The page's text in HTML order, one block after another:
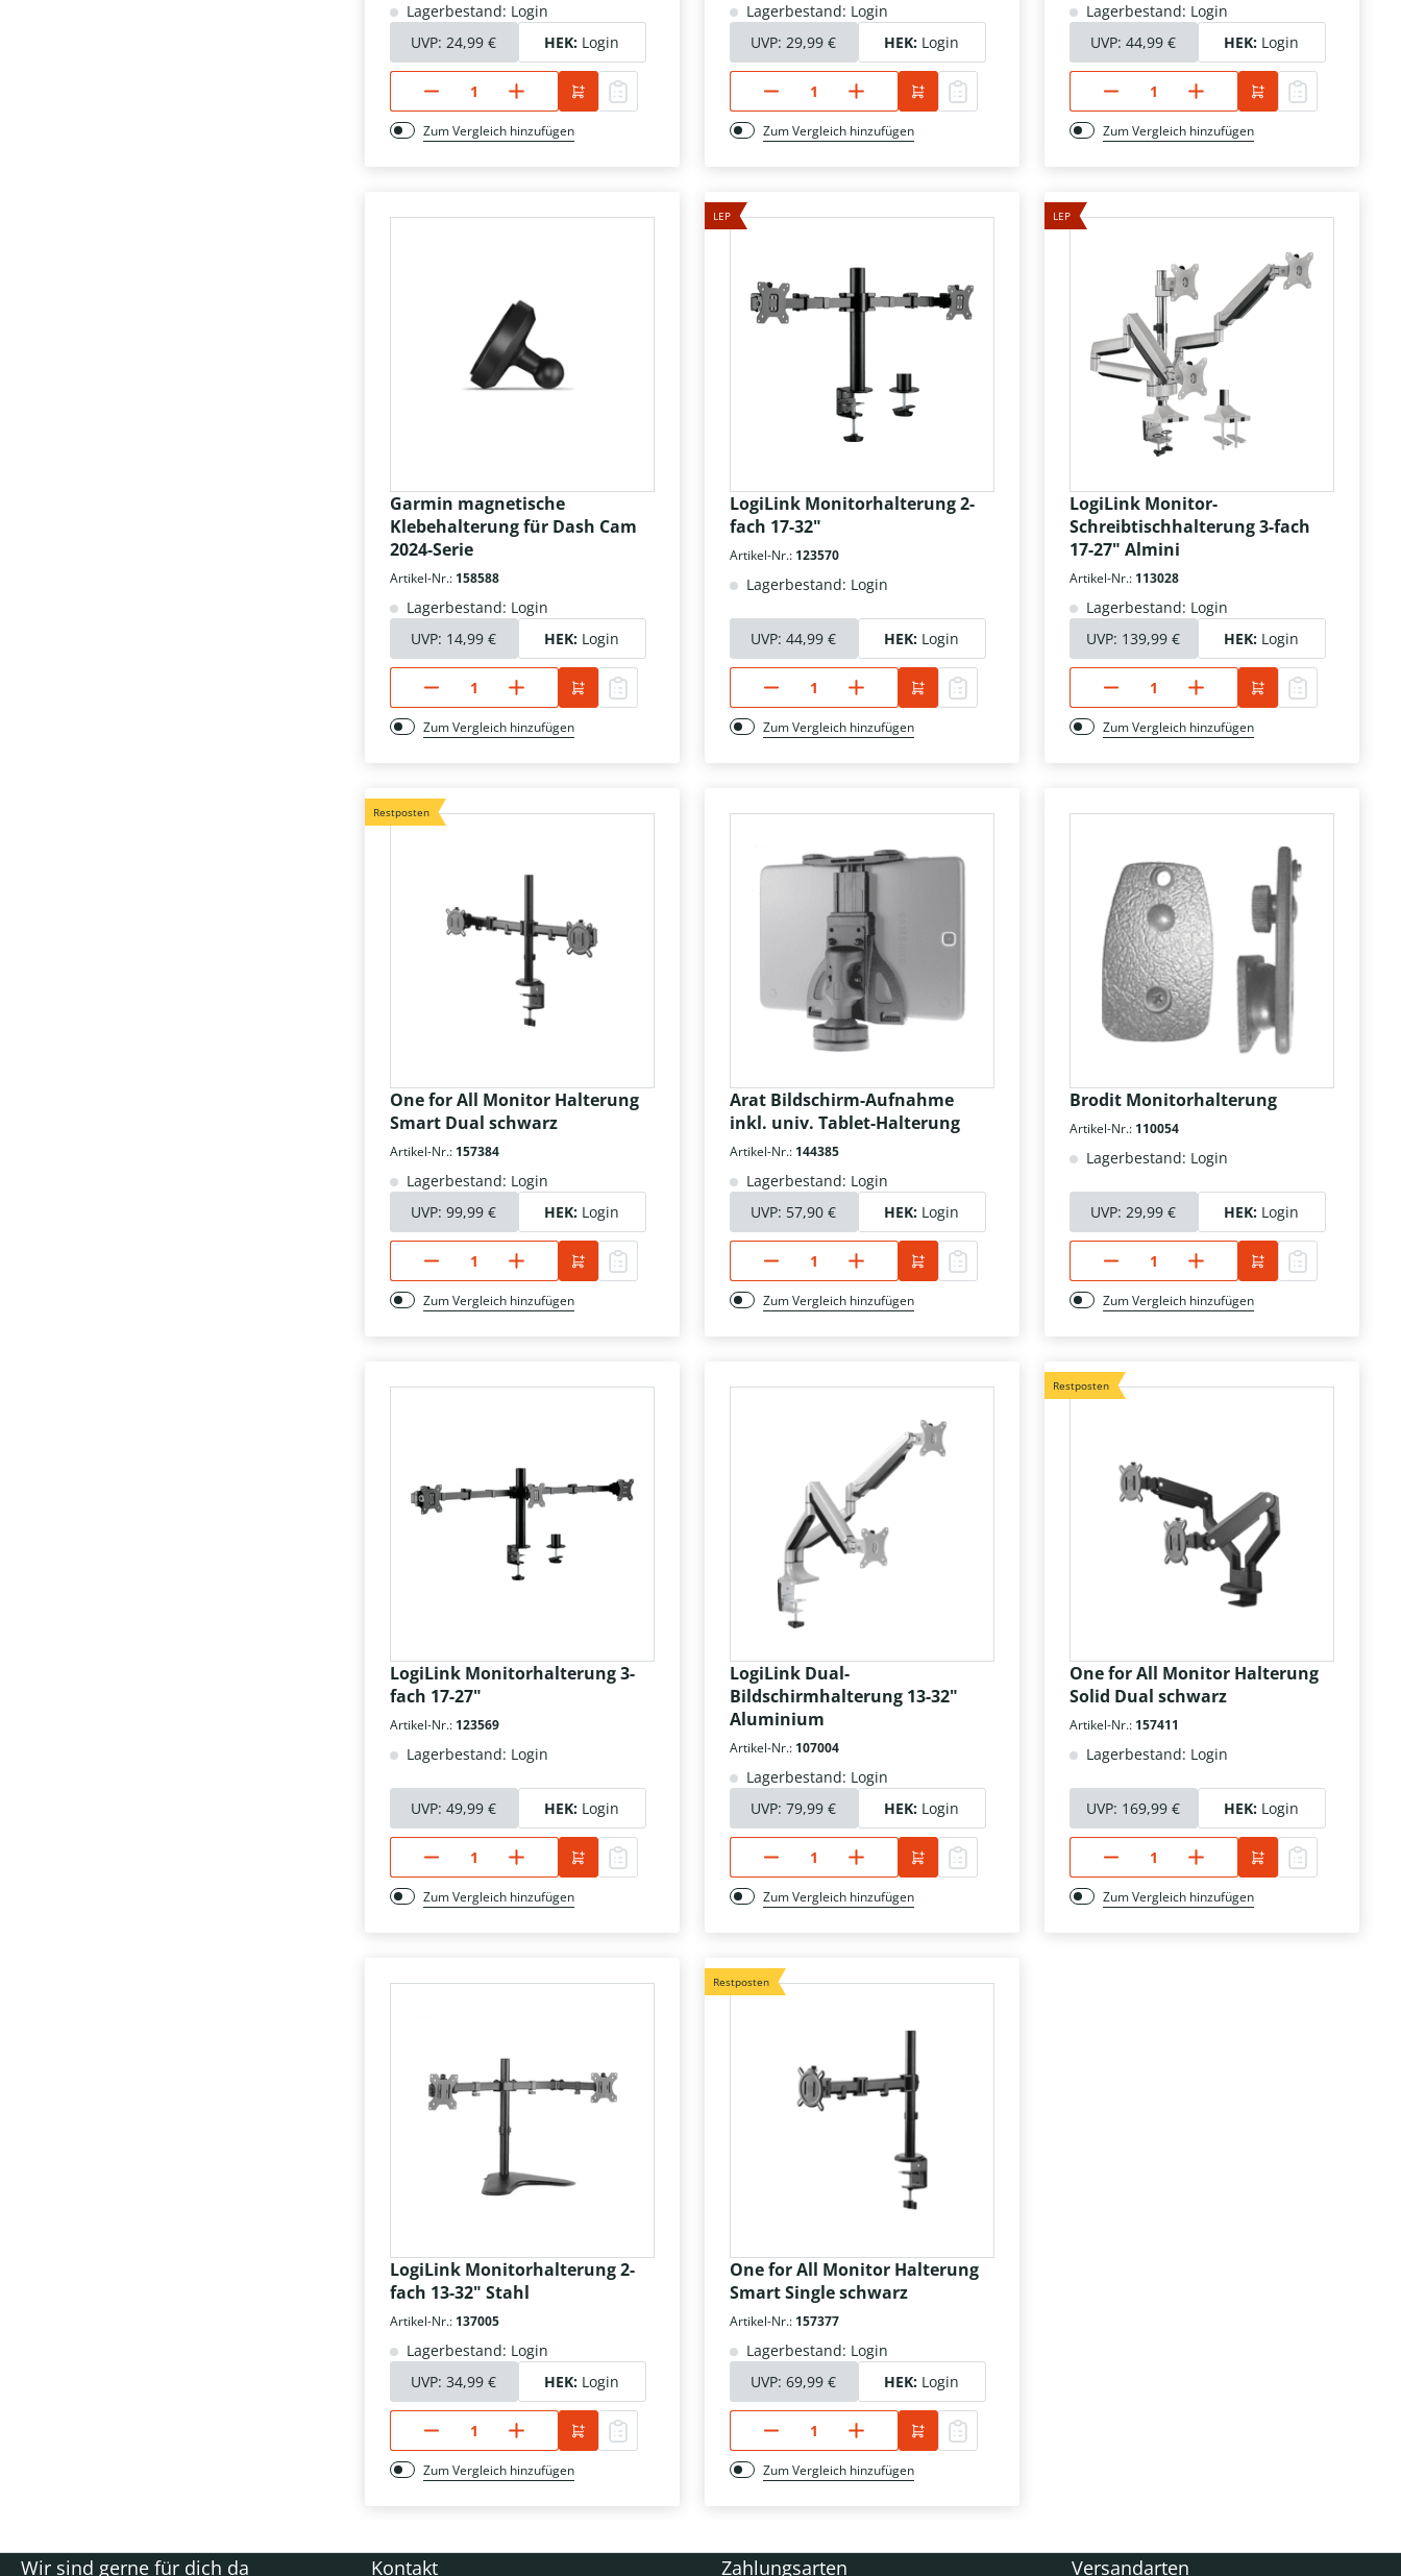
Lagerbestand: Login
UVP:24,99 € HEK: Login
Zum Vergleich hinzufügen
Lagerbestand: Login
UVP:29,99 € HEK: Login
Zum Vergleich hinzufügen
Lagerbestand: Login
UVP:44,99 € HEK: Login
Zum Vergleich hinzufügen
Garmin magnetische
Klebehalterung für Dash Cam
2024-Serie
Artikel-Nr.: 158588
Lagerbestand: Login
UVP: 14,99 € HEK: Login
Zum Vergleich hinzufügen
LEP
LogiLink Monitorhalterung 2-
fach 17-32"
Artikel-Nr.: 123570
Lagerbestand: Login
UVP:44,99 € HEK: Login
Zum Vergleich hinzufügen
LEP
LogiLink Monitor-
Schreibtischhalterung 3-fach
17-27" Almini
Artikel-Nr.: 113028
Lagerbestand: Login
UVP: 139,99 € HEK: Login
Zum Vergleich hinzufügen
Restposten
One for All Monitor Halterung
Smart Dual schwarz
Artikel-Nr.: 157384
Lagerbestand: Login
UVP:99,99 € HEK: Login
Zum Vergleich hinzufügen
Arat Bildschirm-Aufnahme
inkl. univ. Tablet-Halterung
Artikel-Nr.: 144385
Lagerbestand: Login
UVP: 57,90 € HEK: Login
Zum Vergleich hinzufügen
Brodit Monitorhalterung
Artikel-Nr.: 110054
Lagerbestand: Login
UVP:29,99 € HEK: Login
Zum Vergleich hinzufügen
LogiLink Monitorhalterung 3-
fach 17-27"
Artikel-Nr.: 123569
Lagerbestand: Login
UVP:49,99 € HEK: Login
Zum Vergleich hinzufügen
LogiLink Dual-
Bildschirmhalterung 13-32"
Aluminium
Artikel-Nr.: 107004
Lagerbestand: Login
UVP:79,99 € HEK: Login
Zum Vergleich hinzufügen
Restposten
One for All Monitor Halterung
Solid Dual schwarz
Artikel-Nr.: 157411
Lagerbestand: Login
UVP: 169,99 € HEK: Login
Zum Vergleich hinzufügen
LogiLink Monitorhalterung 2-
fach 13-32" Stahl
Artikel-Nr.: 137005
Lagerbestand: Login
UVP:34,99 € HEK: Login
Zum Vergleich hinzufügen
Restposten
One for All Monitor Halterung
Smart Single schwarz
Artikel-Nr.: 157377
Lagerbestand: Login
UVP:69,99 € HEK: Login
Zum Vergleich hinzufügen
Wir sind gerne für dich da Kontakt Zahlungsarten Versandarten